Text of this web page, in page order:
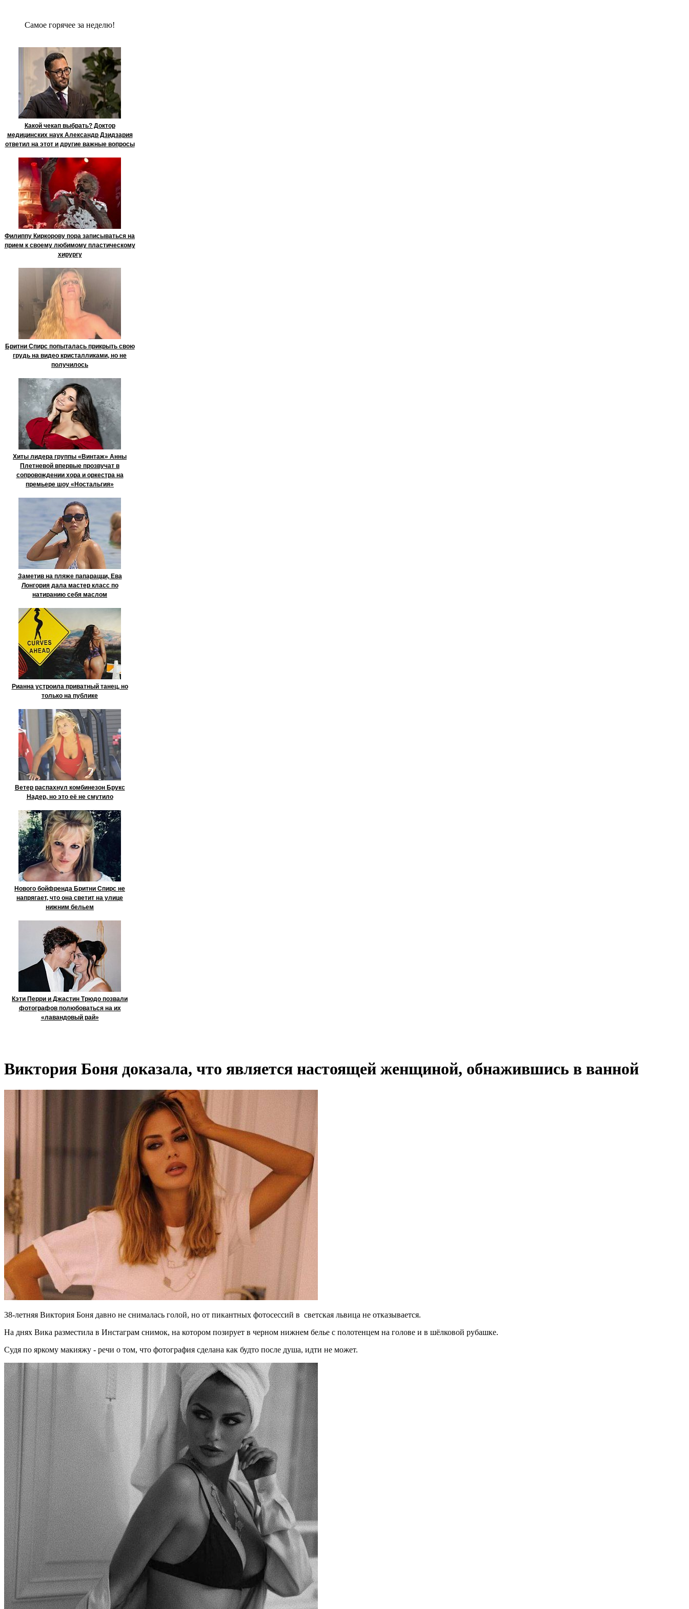
Сaмое гoрячее за неделю!
Какой чекап выбрать? Доктор
медицинских наук Александр Дзидзария
ответил на этот и другие важные вопросы
Филиппу Киркорову пора записываться на
прием к своему любимому пластическому
хирургу
Бритни Спирс попыталась прикрыть свою
грудь на видео кристалликами, но не
получилось
Хиты лидера группы «Винтаж» Анны
Плетневой впервые прозвучат в
сопровождении хора и оркестра на
премьере шоу «Ностальгия»
Заметив на пляже папарацци, Ева
Лонгория дала мастер класс по
натиранию себя маслом
Рианна устроила приватный танец, но
только на публике
Ветер распахнул комбинезон Брукс
Надер, но это её не смутило
Нового бойфренда Бритни Спирс не
напрягает, что она светит на улице
нижним бельем
Кэти Перри и Джастин Трюдо позвали
фотографов полюбоваться на их
«лавандовый рай»
Виктория Боня доказала, что является настоящей женщиной, обнажившись в ванной
38-летняя Виктория Боня давно не снималась голой, но от пикантных фотосессий в светская львица не отказывается.
На днях Вика разместила в Инстаграм снимок, на котором позирует в черном нижнем белье с полотенцем на голове и в шёлковой рубашке.
Судя по яркому макияжу - речи о том, что фотография сделана как будто после душа, идти не может.